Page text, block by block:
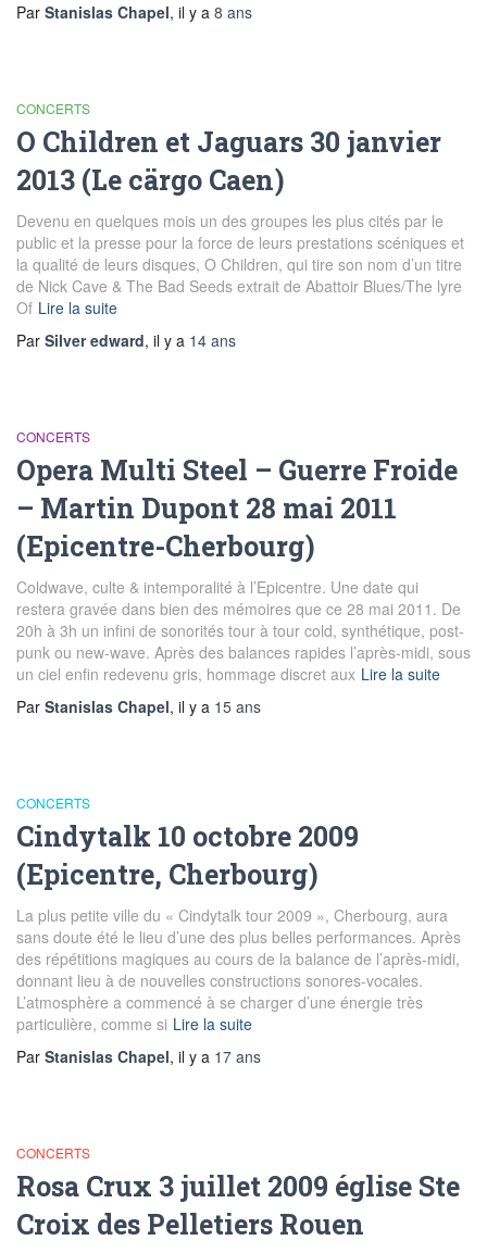
Par Stanislas Chapel, il y a 8 ans
CONCERTS
O Children et Jaguars 30 janvier
2013 (Le cärgo Caen)
Devenu en quelques mois un des groupes les plus cités par le
public et la presse pour la force de leurs prestations scéniques et
la qualité de leurs disques, O Children, qui tire son nom d’un titre
de Nick Cave & The Bad Seeds extrait de Abattoir Blues/The lyre
Of Lire la suite
Par Silver edward, il y a 14 ans
CONCERTS
Opera Multi Steel – Guerre Froide
– Martin Dupont 28 mai 2011
(Epicentre-Cherbourg)
Coldwave, culte & intemporalité à l’Epicentre. Une date qui
restera gravée dans bien des mémoires que ce 28 mai 2011. De
20h à 3h un infini de sonorités tour à tour cold, synthétique, post-
punk ou new-wave. Après des balances rapides l’après-midi, sous
un ciel enfin redevenu gris, hommage discret aux Lire la suite
Par Stanislas Chapel, il y a 15 ans
CONCERTS
Cindytalk 10 octobre 2009
(Epicentre, Cherbourg)
La plus petite ville du « Cindytalk tour 2009 », Cherbourg, aura
sans doute été le lieu d’une des plus belles performances. Après
des répétitions magiques au cours de la balance de l’après-midi,
donnant lieu à de nouvelles constructions sonores-vocales.
L’atmosphère a commencé à se charger d’une énergie très
particulière, comme si Lire la suite
Par Stanislas Chapel, il y a 17 ans
CONCERTS
Rosa Crux 3 juillet 2009 église Ste
Croix des Pelletiers Rouen